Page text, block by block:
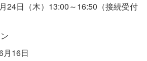
24日（木）13:00～16:50（接続受付
月16日